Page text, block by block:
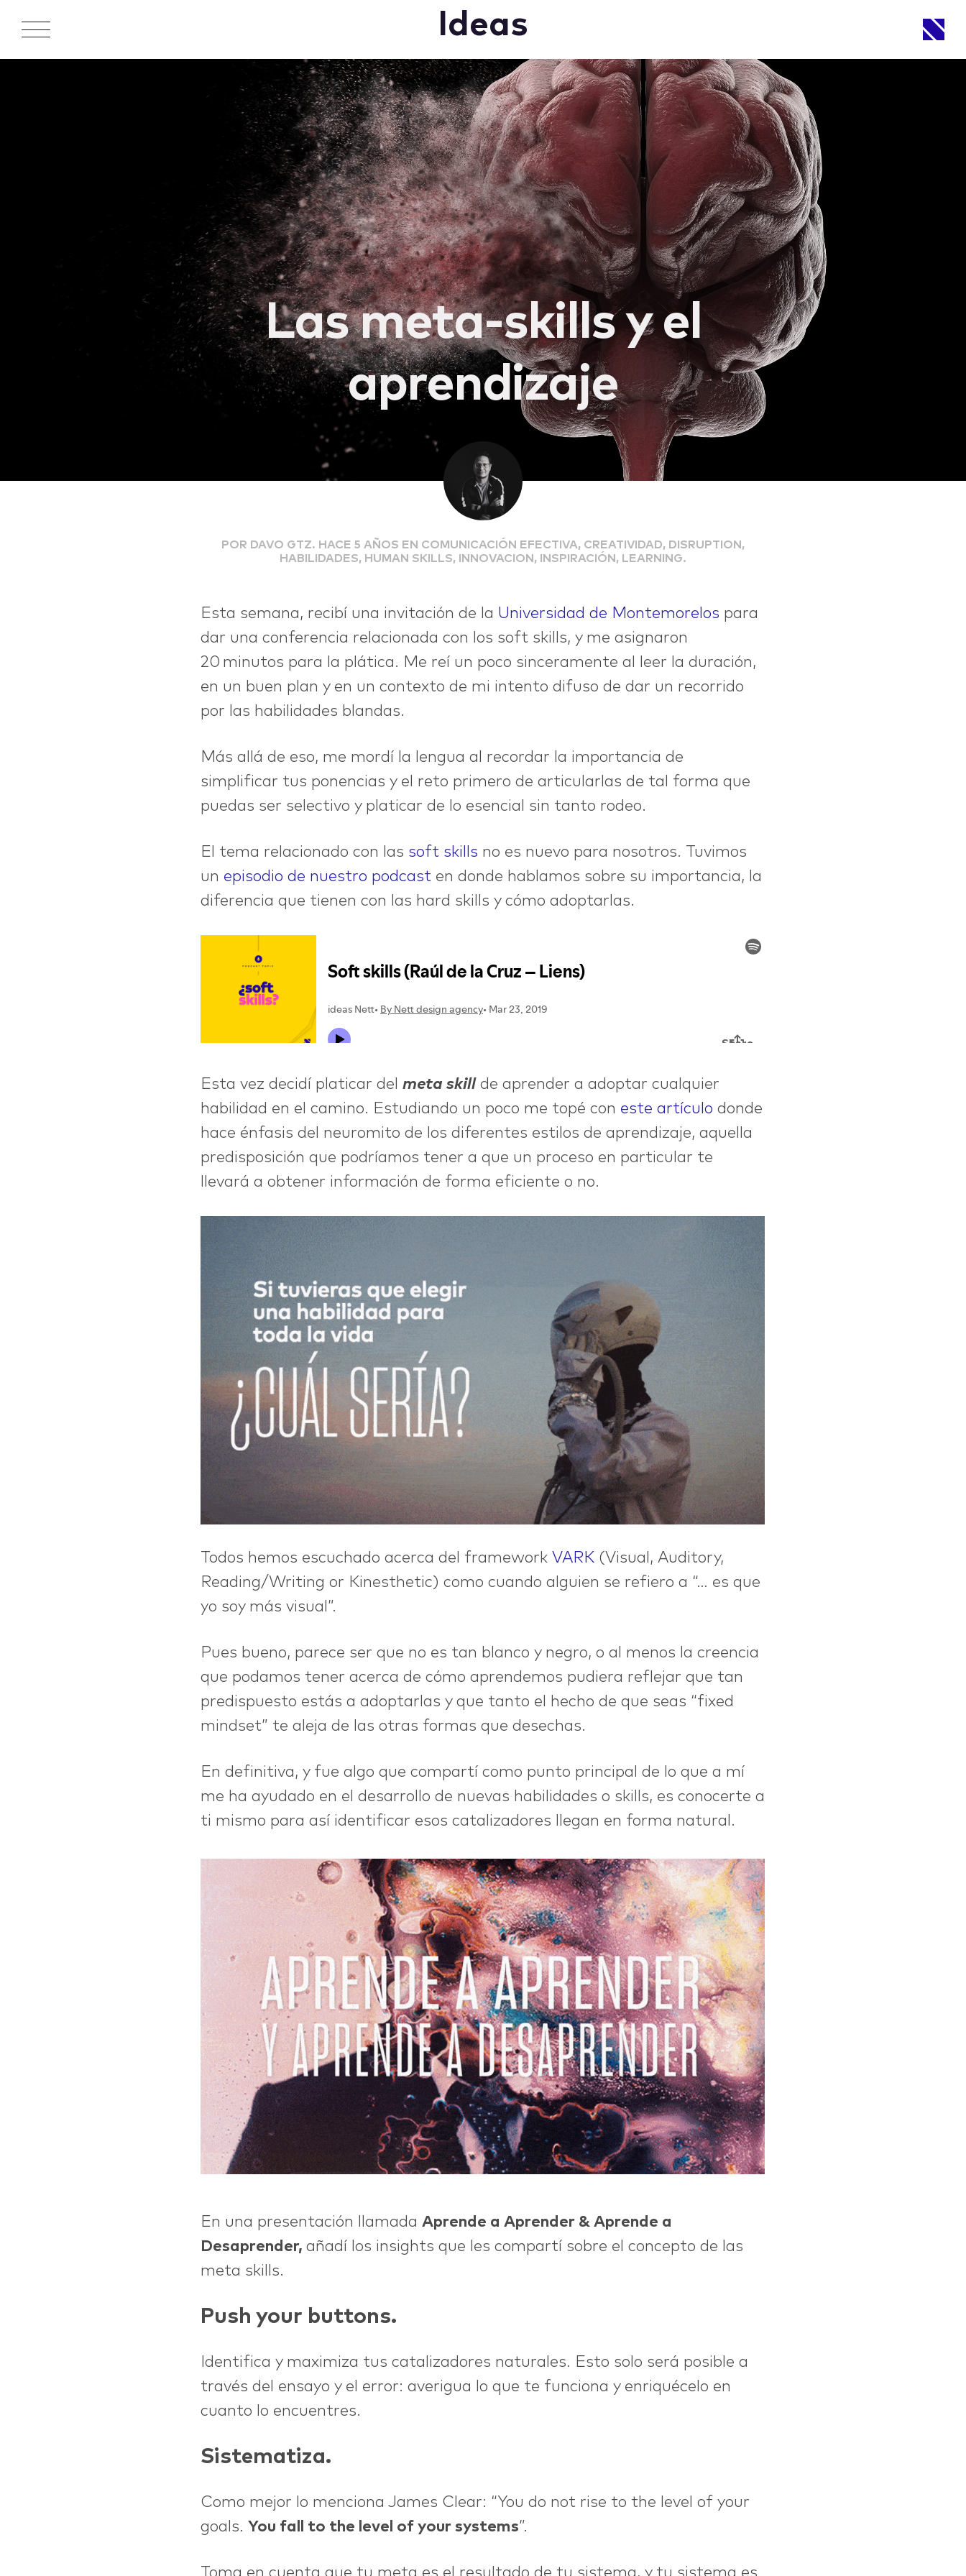
Ideas
Las meta-skills y el
aprendizaje
POR DAVO GTZ. HACE 5 AÑOS EN COMUNICACIÓN EFECTIVA, CREATIVIDAD, DISRUPTION,
HABILIDADES, HUMAN SKILLS, INNOVACION, INSPIRACIÓN, LEARNING.
Esta semana, recibí una invitación de la Universidad de Montemorelos para
dar una conferencia relacionada con los soft skills, y me asignaron
20 minutos para la plática. Me reí un poco sinceramente al leer la duración,
en un buen plan y en un contexto de mi intento difuso de dar un recorrido
por las habilidades blandas.
Más allá de eso, me mordí la lengua al recordar la importancia de
simplificar tus ponencias y el reto primero de articularlas de tal forma que
puedas ser selectivo y platicar de lo esencial sin tanto rodeo.
El tema relacionado con las soft skills no es nuevo para nosotros. Tuvimos
un episodio de nuestro podcast en donde hablamos sobre su importancia, la
diferencia que tienen con las hard skills y cómo adoptarlas.
Esta vez decidí platicar delmeta skill de aprender a adoptar cualquier
habilidad en el camino. Estudiando un poco me topé con este artículo donde
hace énfasis del neuromito de los diferentes estilos de aprendizaje, aquella
predisposición que podríamos tener a que un proceso en particular te
llevará a obtener información de forma eficiente o no.
Todos hemos escuchado acerca del framework VARK (Visual, Auditory,
Reading/Writing or Kinesthetic) como cuando alguien se refiero a “… es que
yo soy más visual”.
Pues bueno, parece ser que no es tan blanco y negro, o al menos la creencia
que podamos tener acerca de cómo aprendemos pudiera reflejar que tan
predispuesto estás a adoptarlas y que tanto el hecho de que seas “fixed
mindset” te aleja de las otras formas que desechas.
En definitiva, y fue algo que compartí como punto principal de lo que a mí
me ha ayudado en el desarrollo de nuevas habilidades o skills, es conocerte a
ti mismo para así identificar esos catalizadores llegan en forma natural.
En una presentación llamadaAprende a Aprender & Aprende a
Desaprender,añadí los insights que les compartí sobre el concepto de las
meta skills.
Push your buttons.
Identifica y maximiza tus catalizadores naturales. Esto solo será posible a
través del ensayo y el error: averigua lo que te funciona y enriquécelo en
cuanto lo encuentres.
Sistematiza.
Como mejor lo menciona James Clear: “You do not rise to the level of your
goals. You fall to the level of your systems”.
hi@nett.mx